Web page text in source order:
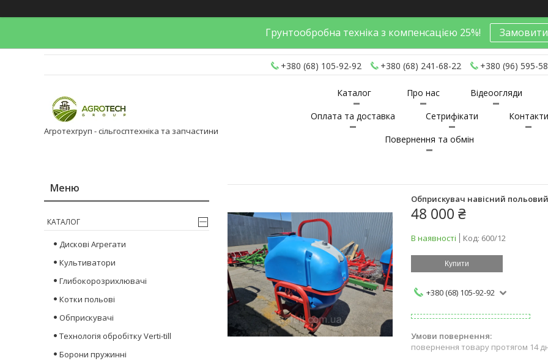
Грунтообробна техніка з компенсацією 25%!
+380 (68) 105-92-92 +380 (68) 241-68-22 +380 (96) 595-
Агротехгруп - сільгосптехніка та запчастини
Каталог Про нас
Відеоогляди
Оплата та доставка
Сетрифікати
Контакти
Повернення та обмін
Обприскувач навісний
48 000 ₴
В наявності Код: 600/12
Купити
+380 (68) 105-92-92
повернення товару протягом 14
КАТАЛОГ
Дискові Агрегати
Культиватори
Глибокорозрихлювачі
Котки польові
Обприскувачі
Технологія обробітку Verti-till
Борони пружинні